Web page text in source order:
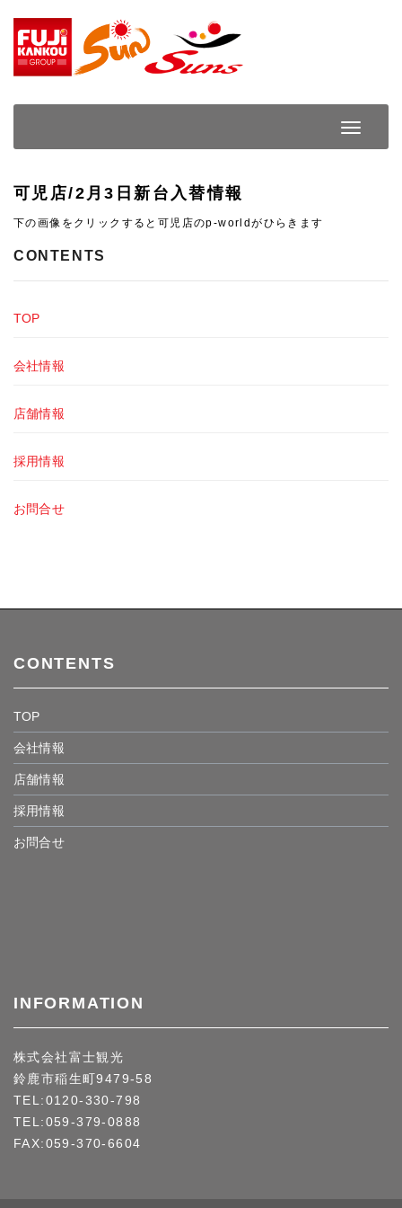
content
Toggle
可児店/2月3日新台入替情報
下の画像をクリックすると可児店のp-worldがひらきます
CONTENTS
TOP
会社情報
店舗情報
採用情報
お問合せ
CONTENTS
TOP
会社情報
店舗情報
採用情報
お問合せ
INFORMATION
株式会社富士観光
鈴鹿市稲生町9479-58
TEL:0120-330-798
TEL:059-379-0888
FAX:059-370-6604